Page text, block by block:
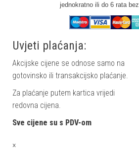
jednokratno ili do 6 rata
Uvjeti plaćanja:
Akcijske cijene se odnose samo na
gotovinsko ili transakcijsko plaćanje.
Za plaćanje putem kartica vrijedi
redovna cijena.
Sve cijene su s PDV-om
×